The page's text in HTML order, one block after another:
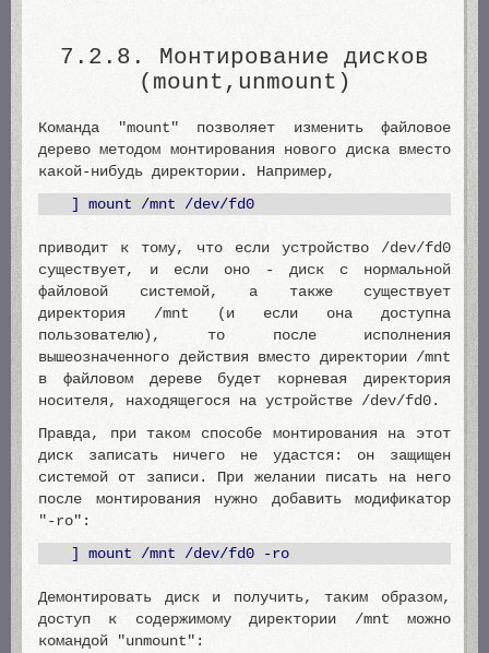
7.2.8. Монтирование дисков
(mount,unmount)
Команда "mount" позволяет изменить файловое
дерево методом монтирования нового диска вместо
какой-нибудь директории. Например,
] mount /mnt /dev/fd0
приводит к тому, что если устройство /dev/fd0
существует, и если оно - диск с нормальной
файловой системой, а также существует
директория /mnt (и если она доступна
пользователю), то после исполнения
вышеозначенного действия вместо директории /mnt
в файловом дереве будет корневая директория
носителя, находящегося на устройстве /dev/fd0.
Правда, при таком способе монтирования на этот
диск записать ничего не удастся: он защищен
системой от записи. При желании писать на него
после монтирования нужно добавить модификатор
"-ro":
] mount /mnt /dev/fd0 -ro
Демонтировать диск и получить, таким образом,
доступ к содержимому директории /mnt можно
командой "unmount":